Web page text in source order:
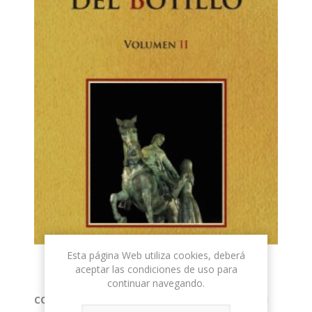
CONCURSO LITERARIO DEL BOTILLO VOLUMEN II
Esta página Web utiliza cookies, deberá
aceptar las condiciones de uso para
continuar navegando.